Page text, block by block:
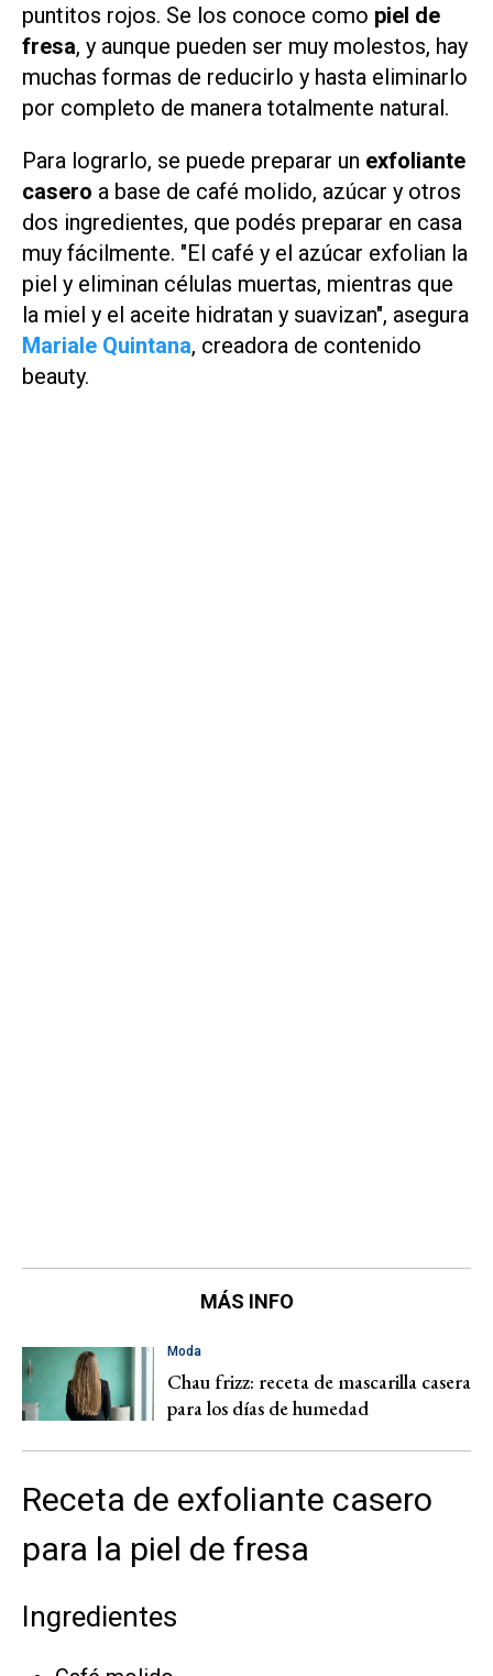
puntitos rojos. Se los conoce como piel de
fresa, y aunque pueden ser muy molestos, hay
muchas formas de reducirlo y hasta eliminarlo
por completo de manera totalmente natural.
Para lograrlo, se puede preparar un exfoliante
casero a base de café molido, azúcar y otros
dos ingredientes, que podés preparar en casa
muy fácilmente. "El café y el azúcar exfolian la
piel y eliminan células muertas, mientras que
la miel y el aceite hidratan y suavizan", asegura
Mariale Quintana, creadora de contenido
beauty.
MÁS INFO
Moda
Chau frizz: receta de mascarilla casera
para los días de humedad
Receta de exfoliante casero
para la piel de fresa
Ingredientes